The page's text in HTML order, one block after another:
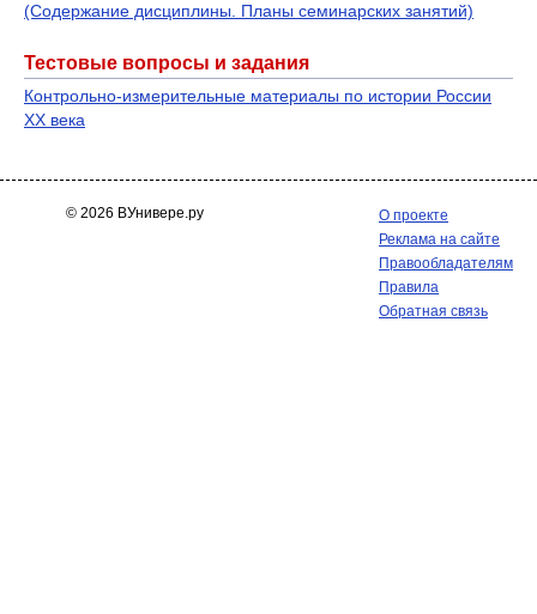
(Содержание дисциплины. Планы семинарских занятий)
Тестовые вопросы и задания
Контрольно-измерительные материалы по истории России
ХХ века
© 2026 ВУнивере.ру
О проекте
Реклама на сайте
Правообладателям
Правила
Обратная связь